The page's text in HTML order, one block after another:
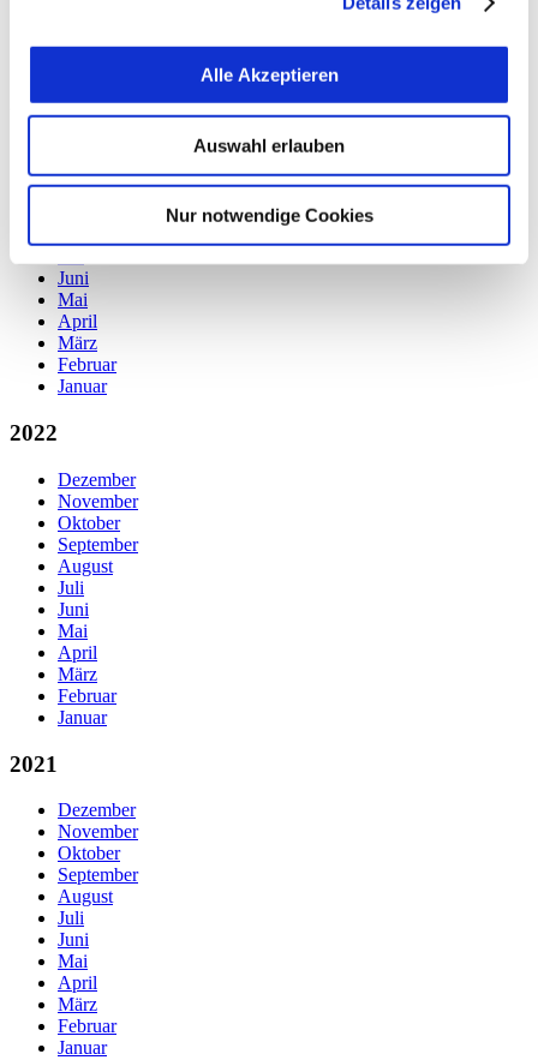
unserer Webseite angewendet werden.
Alle Akzeptieren
Auswahl erlauben
Nur notwendige Cookies
2023
November
Oktober
Juni
Mai
April
März
Februar
Januar
2022
Dezember
November
Oktober
September
August
Juli
Juni
Mai
April
März
Februar
Januar
2021
Dezember
November
Oktober
September
August
Juli
Juni
Mai
April
März
Februar
Januar